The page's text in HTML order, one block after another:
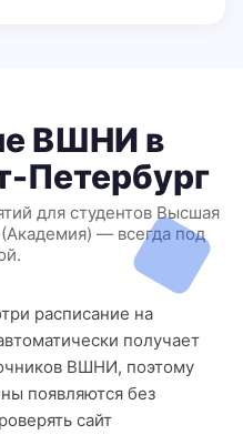
ВШНИ в
Петербург
для студентов Высшая
— всегда под
расписание на
получает
ВШНИ, поэтому
появляются без
сайт